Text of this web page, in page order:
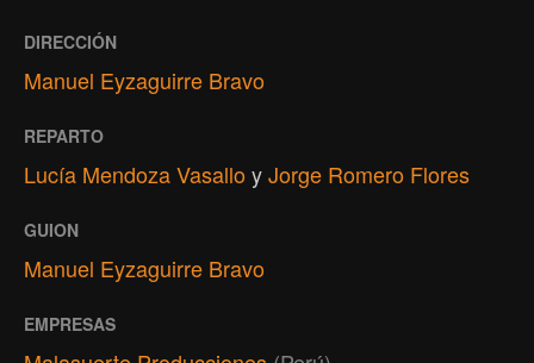
DIRECCIÓN
Manuel Eyzaguirre Bravo
REPARTO
Lucía Mendoza VasalloyJorge Romero Flores
GUION
Manuel Eyzaguirre Bravo
EMPRESAS